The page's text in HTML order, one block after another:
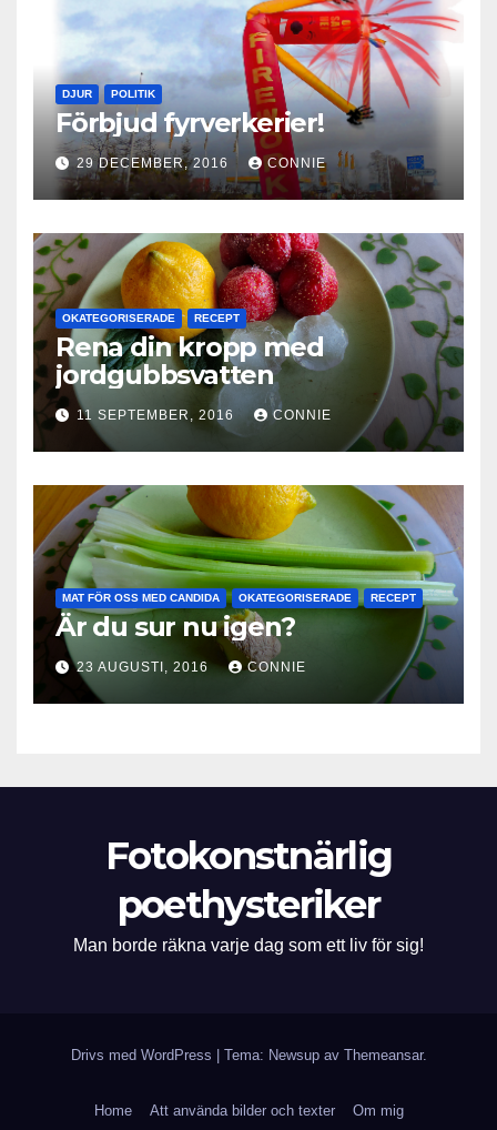
DJUR POLITIK
Förbjud fyrverkerier!
29 DECEMBER, 2016 CONNIE
OKATEGORISERADE RECEPT
Rena din kropp med
jordgubbsvatten
11 SEPTEMBER, 2016 CONNIE
MAT FÖR OSS MED CANDIDA OKATEGORISERADE RECEPT
Är du sur nu igen?
23 AUGUSTI, 2016 CONNIE
Fotokonstnärlig
poethysteriker
Man borde räkna varje dag som ett liv för sig!
Drivs med WordPress Tema: Newsup av Themeansar.
Home Att använda bilder och texter Om mig